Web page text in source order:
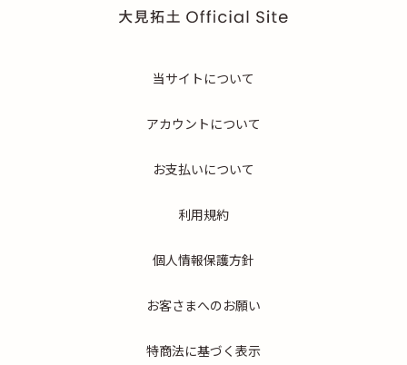
当サイトについて
アカウントについて
お支払いについて
利用規約
個人情報保護方針
お客さまへのお願い
特商法に基づく表示